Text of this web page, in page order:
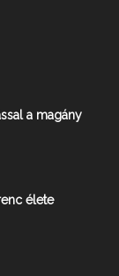
a magány
élete